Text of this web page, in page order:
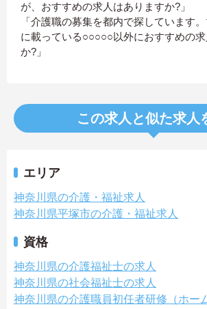
が、おすすめの求人はありますか?」
「介護職の募集を都内で探しています
に載っている○○○○○以外におすすめの
か?」
この求人と似た求人
エリア
神奈川県の介護・福祉求人
神奈川県平塚市の介護・福祉求人
資格
神奈川県の介護福祉士の求人
神奈川県の社会福祉士の求人
神奈川県の介護職員初任者研修（ホー